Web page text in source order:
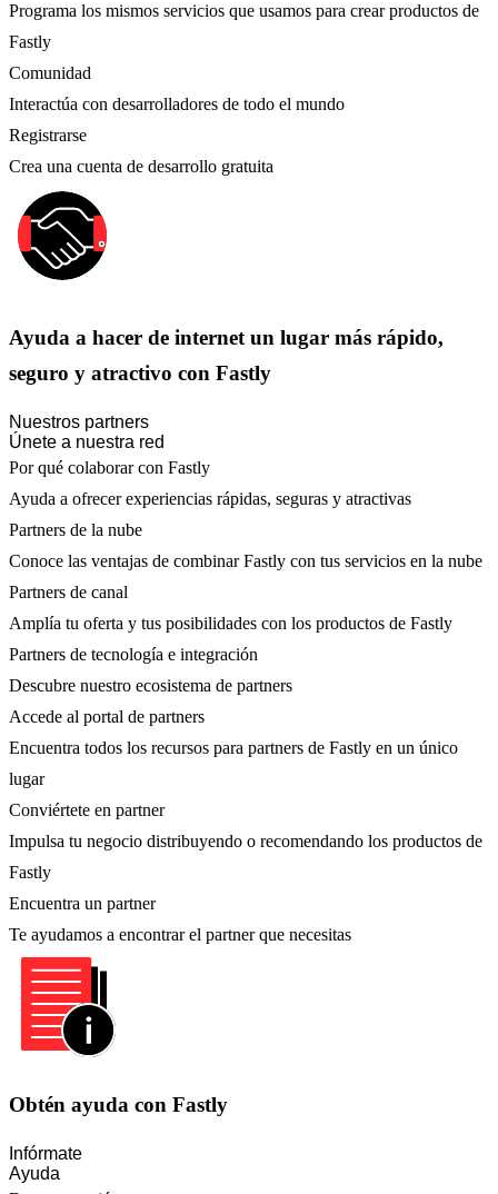
Programa los mismos servicios que usamos para crear productos de
Fastly
Comunidad
Interactúa con desarrolladores de todo el mundo
Registrarse
Crea una cuenta de desarrollo gratuita
Ayuda a hacer de internet un lugar más rápido,
seguro y atractivo con Fastly
Nuestros partners
Únete a nuestra red
Por qué colaborar con Fastly
Ayuda a ofrecer experiencias rápidas, seguras y atractivas
Partners de la nube
Conoce las ventajas de combinar Fastly con tus servicios en la nube
Partners de canal
Amplía tu oferta y tus posibilidades con los productos de Fastly
Partners de tecnología e integración
Descubre nuestro ecosistema de partners
Accede al portal de partners
Encuentra todos los recursos para partners de Fastly en un único
lugar
Conviértete en partner
Impulsa tu negocio distribuyendo o recomendando los productos de
Fastly
Encuentra un partner
Te ayudamos a encontrar el partner que necesitas
Obtén ayuda con Fastly
Infórmate
Ayuda